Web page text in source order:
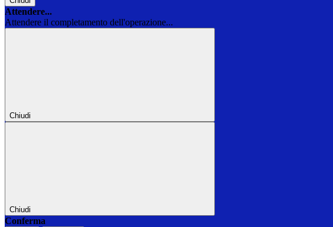
Attendere...
Attendere il completamento dell'operazione...
Chiudi
Chiudi
Conferma